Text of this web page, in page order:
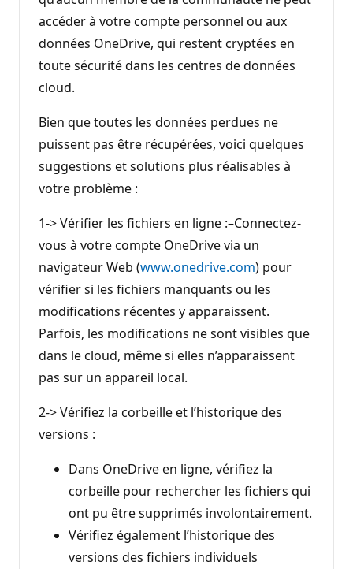
accéder à votre compte personnel ou aux
données OneDrive, qui restent cryptées en
toute sécurité dans les centres de données
cloud.
Bien que toutes les données perdues ne
puissent pas être récupérées, voici quelques
suggestions et solutions plus réalisables à
votre problème :
1-> Vérifier les fichiers en ligne :–Connectez-
vous à votre compte OneDrive via un
navigateur Web (www.onedrive.com) pour
vérifier si les fichiers manquants ou les
modifications récentes y apparaissent.
Parfois, les modifications ne sont visibles que
dans le cloud, même si elles n’apparaissent
pas sur un appareil local.
2-> Vérifiez la corbeille et l’historique des
versions :
Dans OneDrive en ligne, vérifiez la
corbeille pour rechercher les fichiers qui
ont pu être supprimés involontairement.
Vérifiez également l’historique des
versions des fichiers individuels